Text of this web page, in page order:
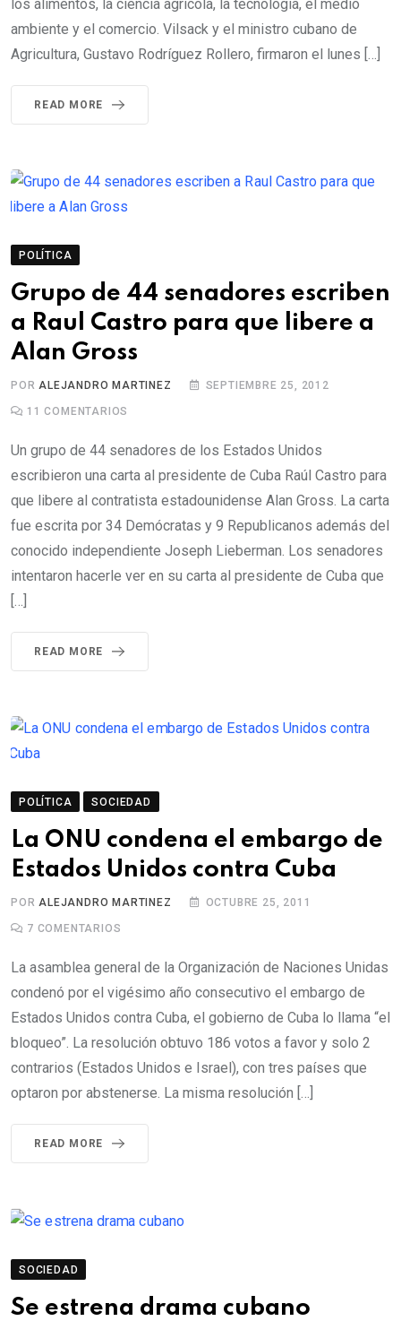
los alimentos, la ciencia agrícola, la tecnología, el medio
ambiente y el comercio. Vilsack y el ministro cubano de
Agricultura, Gustavo Rodríguez Rollero, firmaron el lunes […]
READ MORE
POLÍTICA
Grupo de 44 senadores escriben
a Raul Castro para que libere a
Alan Gross
POR ALEJANDRO MARTINEZ SEPTIEMBRE 25, 2012
11 COMENTARIOS
Un grupo de 44 senadores de los Estados Unidos
escribieron una carta al presidente de Cuba Raúl Castro para
que libere al contratista estadounidense Alan Gross. La carta
fue escrita por 34 Demócratas y 9 Republicanos además del
conocido independiente Joseph Lieberman. Los senadores
intentaron hacerle ver en su carta al presidente de Cuba que
[…]
READ MORE
POLÍTICA SOCIEDAD
La ONU condena el embargo de
Estados Unidos contra Cuba
POR ALEJANDRO MARTINEZ OCTUBRE 25, 2011
7 COMENTARIOS
La asamblea general de la Organización de Naciones Unidas
condenó por el vigésimo año consecutivo el embargo de
Estados Unidos contra Cuba, el gobierno de Cuba lo llama “el
bloqueo”. La resolución obtuvo 186 votos a favor y solo 2
contrarios (Estados Unidos e Israel), con tres países que
optaron por abstenerse. La misma resolución […]
READ MORE
SOCIEDAD
Se estrena drama cubano